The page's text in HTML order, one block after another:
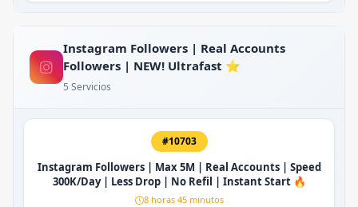
Instagram Followers | Real Accounts
Followers | NEW! Ultrafast ⭐
5 Servicios
#10703
Instagram Followers | Max 5M | Real Accounts | Speed
300K/Day | Less Drop | No Refil | Instant Start 🔥
8 horas 45 minutos